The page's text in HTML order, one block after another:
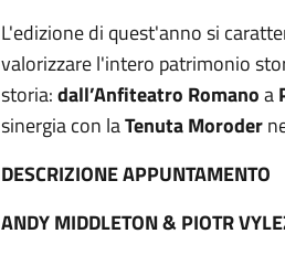
L'edizione di quest'anno si
valorizzare l'intero patrimonio
storia:dall’Anfiteatro Romanoa
sinergia con laTenuta Moroder
DESCRIZIONE APPUNTAMENTO
ANDY MIDDLETON & PIOTR